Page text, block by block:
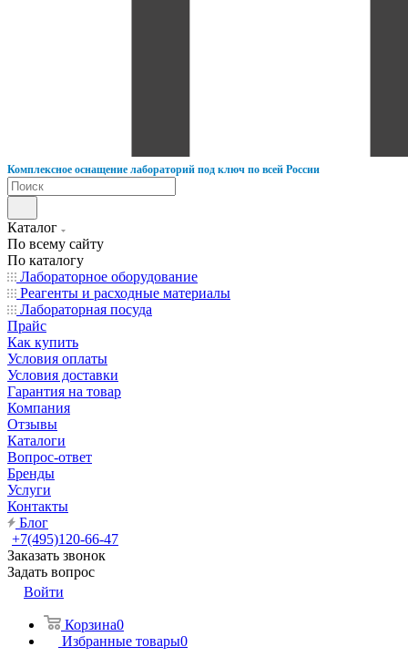
Комплексное оснащение лабораторий под ключ по всей России
Каталог
По всему сайту
По каталогу
Лабораторное оборудование
Реагенты и расходные материалы
Лабораторная посуда
Прайс
Как купить
Условия оплаты
Условия доставки
Гарантия на товар
Компания
Отзывы
Каталоги
Вопрос-ответ
Бренды
Услуги
Контакты
Блог
+7(495)120-66-47
Заказать звонок
Задать вопрос
Войти
Корзина0
Избранные товары0